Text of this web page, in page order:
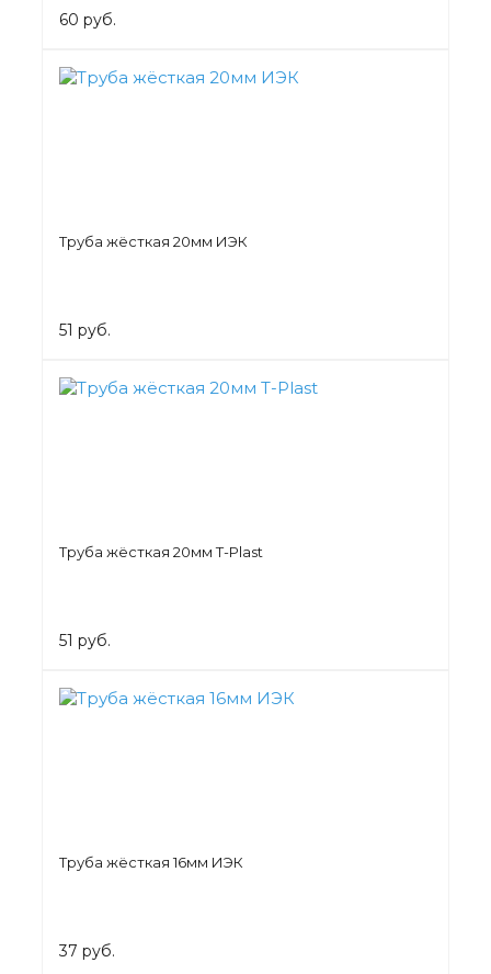
60 руб.
Труба жёсткая 20мм ИЭК
51 руб.
Труба жёсткая 20мм T-Plast
51 руб.
Труба жёсткая 16мм ИЭК
37 руб.